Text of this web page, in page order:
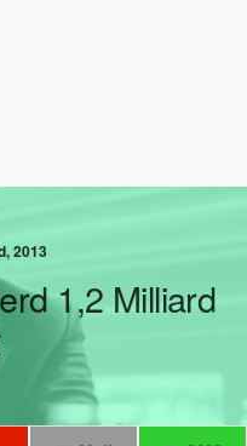
2013
1,2 Milliard